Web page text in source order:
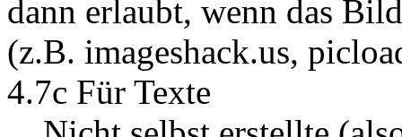
dann erlaubt, wenn das
(z.B. imageshack.us,
4.7c Für Texte